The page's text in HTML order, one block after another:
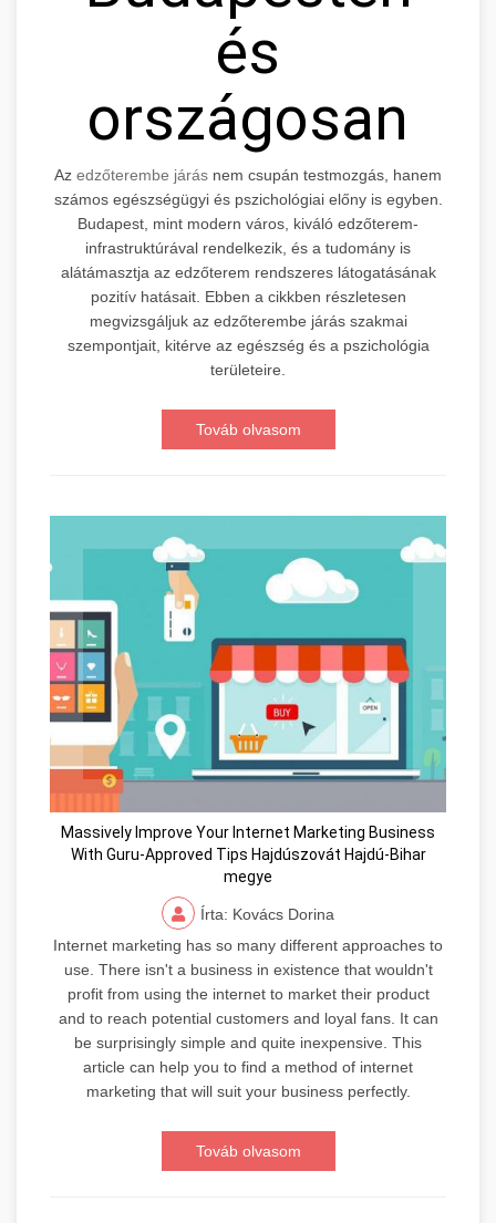
és
országosan
Az edzőterembe járás nem csupán testmozgás, hanem
számos egészségügyi és pszichológiai előny is egyben.
Budapest, mint modern város, kiváló edzőterem-
infrastruktúrával rendelkezik, és a tudomány is
alátámasztja az edzőterem rendszeres látogatásának
pozitív hatásait. Ebben a cikkben részletesen
megvizsgáljuk az edzőterembe járás szakmai
szempontjait, kitérve az egészség és a pszichológia
területeire.
Továb olvasom
Massively Improve Your Internet Marketing Business
With Guru-Approved Tips Hajdúszovát Hajdú-Bihar
megye
Írta: Kovács Dorina
Internet marketing has so many different approaches to
use. There isn't a business in existence that wouldn't
profit from using the internet to market their product
and to reach potential customers and loyal fans. It can
be surprisingly simple and quite inexpensive. This
article can help you to find a method of internet
marketing that will suit your business perfectly.
Továb olvasom